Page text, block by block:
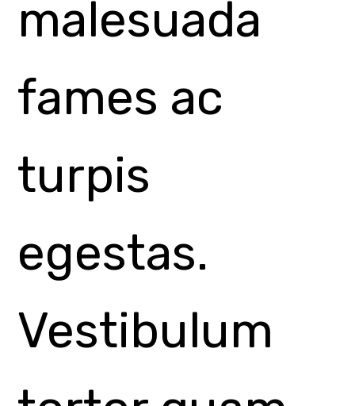
tortor quam,
feugiat vitae,
ultricies eget,
tempor sit
amet, ante.
Donec eu